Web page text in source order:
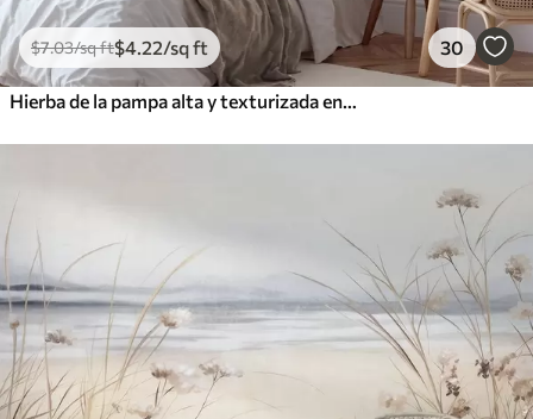
$7.03/sq ft$4 .22/sq ft 30